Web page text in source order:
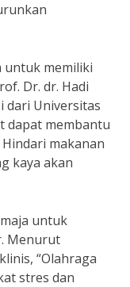
untuk memiliki
Dr. dr. Hadi
dari Universitas
dapat membantu
makanan
kaya akan
untuk
Menurut
“Olahraga
stres dan